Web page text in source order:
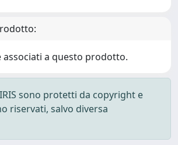
associati a questo prodotto.
sono protetti da copyright e
riservati, salvo diversa